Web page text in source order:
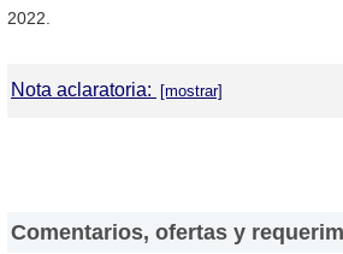
2022.
Nota aclaratoria:
servicios ofrecidos por éstas. Asimismo,
Comentarios, ofertas y